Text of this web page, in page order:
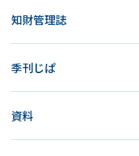
知財管理誌
季刊じぱ
資料